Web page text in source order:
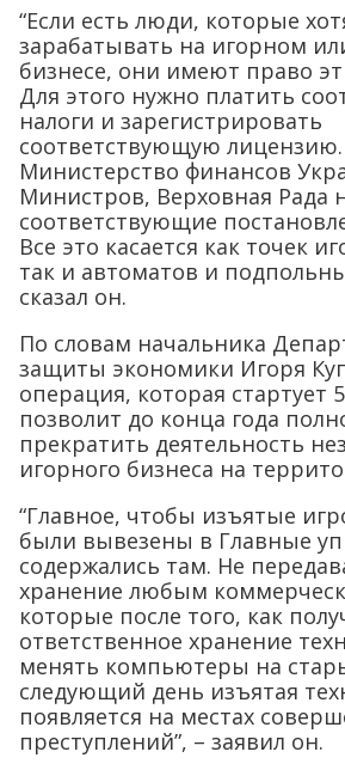
“Если есть люди, которые
зарабатывать на игорном
бизнесе, они имеют право
Для этого нужно платить
налоги и зарегистрировать
соответствующую
Министерство финансов
Министров, Верховная Рада
соответствующие
Все это касается как точек
так и автоматов и
сказал он.
По словам начальника
защиты экономики Игоря
операция, которая стартует
позволит до конца года
прекратить деятельность
игорного бизнеса на
“Главное, чтобы изъятые
были вывезены в Главные
содержались там. Не
хранение любым
которые после того, как
ответственное хранение
менять компьютеры на
следующий день изъятая
появляется на местах
преступлений”, – заявил он.